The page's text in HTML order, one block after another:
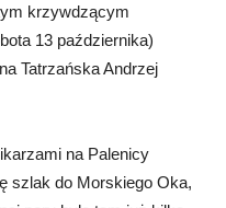
krzywdzącym
13 października)
Tatrzańska Andrzej
na Palenicy
szlak do Morskiego Oka,